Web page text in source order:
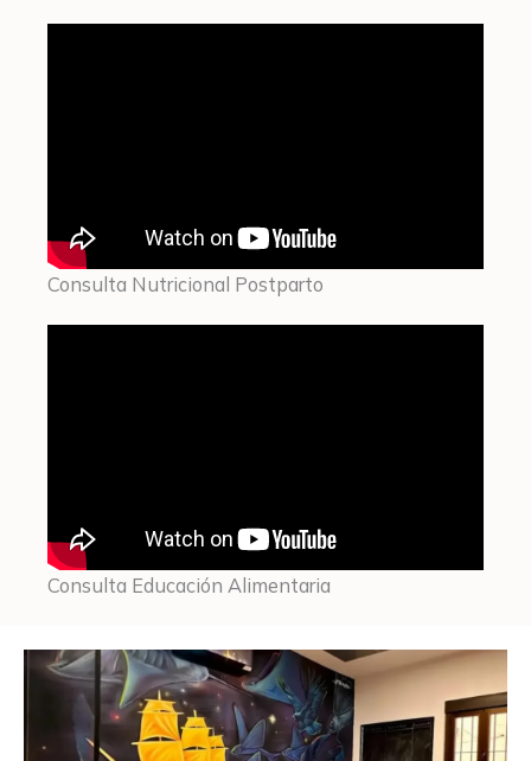
Consulta Nutricional Postparto
Consulta Educación Alimentaria